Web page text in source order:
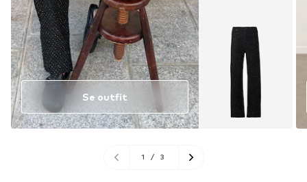
Se outfit
1 / 3